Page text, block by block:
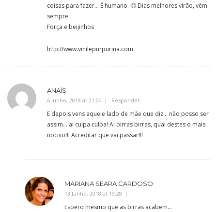
coisas para fazer… É humano. 🙂 Dias melhores virão, vêm
sempre.
Força e beijinhos
http://www.vinilepurpurina.com
ANAÏS
6 Junho, 2018 at 21:04 Responder
E depois vens aquele lado de mãe que diz… não posso ser
assim… ai culpa culpa! Ai birras birras, qual destes o mais
nocivo!!! Acreditar que vai passar!!!
MARIANA SEARA CARDOSO
13 Junho, 2018 at 19:28
Espero mesmo que as birras acabem…